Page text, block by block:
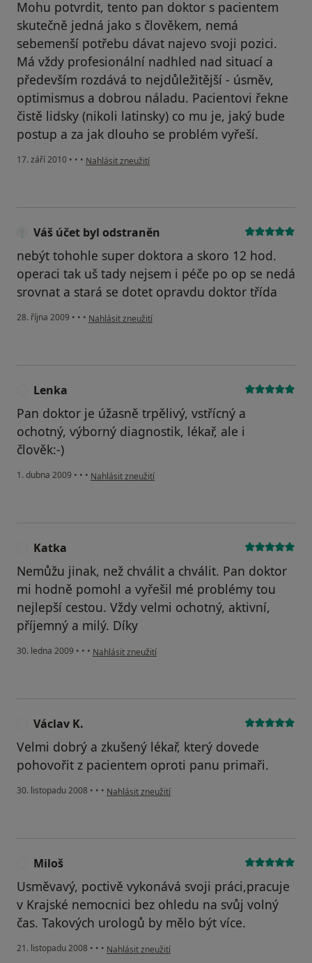
Mohu potvrdit, tento pan doktor s pacientem
skutečně jedná jako s člověkem, nemá
sebemenší potřebu dávat najevo svoji pozici.
Má vždy profesionální nadhled nad situací a
především rozdává to nejdůležitější - úsměv,
optimismus a dobrou náladu. Pacientovi řekne
čistě lidsky (nikoli latinsky) co mu je, jaký bude
postup a za jak dlouho se problém vyřeší.
17. září 2010 • • • podle názoru uživatele Váš účet byl odstraněn
Nahlásit zneužití
Váš účet byl odstraněn
nebýt tohohle super doktora a skoro 12 hod.
operaci tak uš tady nejsem i péče po op se nedá
srovnat a stará se dotet opravdu doktor třída
28. října 2009 • • • podle názoru uživatele Váš účet byl odstraněn
Nahlásit zneužití
Lenka
Pan doktor je úžasně trpělivý, vstřícný a
ochotný, výborný diagnostik, lékař, ale i
člověk:-)
1. dubna 2009 • • • podle názoru uživatele Lenka
Nahlásit zneužití
Katka
Nemůžu jinak, než chválit a chválit. Pan doktor
mi hodně pomohl a vyřešil mé problémy tou
nejlepší cestou. Vždy velmi ochotný, aktivní,
příjemný a milý. Díky
30. ledna 2009 • • • podle názoru uživatele Katka
Nahlásit zneužití
Václav K.
Velmi dobrý a zkušený lékař, který dovede
pohovořit z pacientem oproti panu primaři.
30. listopadu 2008 • • • podle názoru uživatele Václav K.
Nahlásit zneužití
Miloš
Usměvavý, poctivě vykonává svoji práci,pracuje
v Krajské nemocnici bez ohledu na svůj volný
čas. Takových urologů by mělo být více.
21. listopadu 2008 • • • podle názoru uživatele Miloš
Nahlásit zneužití